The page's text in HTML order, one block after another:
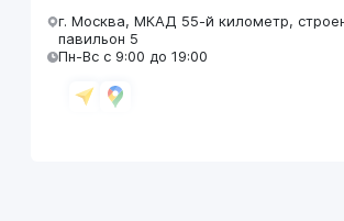
г. Москва, МКАД 55-й километр,
павильон 5
Пн-Вс с 9:00 до 19:00